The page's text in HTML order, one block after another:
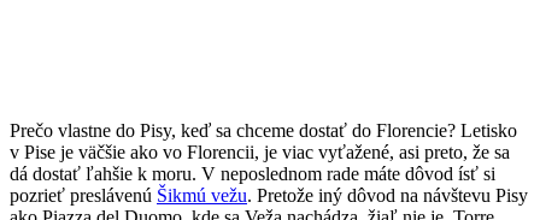
Prečo vlastne do Pisy, keď sa chceme dostať do Florencie? Letisko
v Pise je väčšie ako vo Florencii, je viac vyťažené, asi preto, že sa
dá dostať ľahšie k moru. V neposlednom rade máte dôvod ísť si
pozrieť preslávenú Šikmú vežu. Pretože iný dôvod na návštevu Pisy